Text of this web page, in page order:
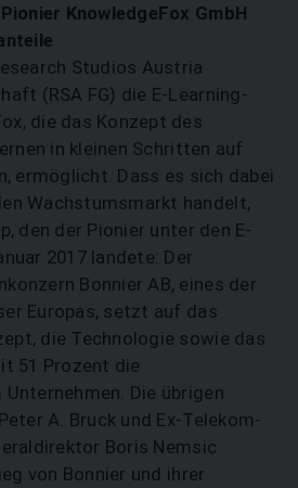
KnowledgeFox GmbH
Studios Austria
(RSA FG) die E-Learning-
die das Konzept des
in kleinen Schritten auf
ermöglicht. Dass es sich dabei
Wachstumsmarkt handelt,
den der Pionier unter den E-
2017 landete: Der
Bonnier AB, eines der
Europas, setzt auf das
die Technologie sowie das
51 Prozent die
Die übrigen
A. Bruck und Ex-Telekom-
Boris Nemsic
von Bonnier und ihrer